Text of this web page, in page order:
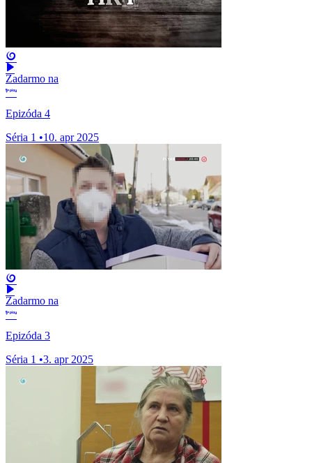
Zadarmo na
Epizóda 4
Séria 1 •10. apr 2025
Zadarmo na
Epizóda 3
Séria 1 •3. apr 2025